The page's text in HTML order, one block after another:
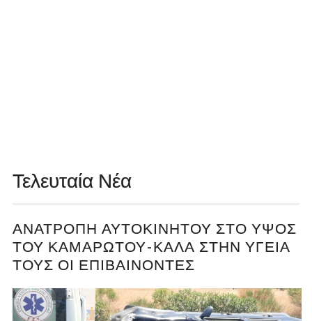
Τελευταία Νέα
ΑΝΑΤΡΟΠΉ ΑΥΤΟΚΙΝΉΤΟΥ ΣΤΟ ΎΨΟΣ
ΤΟΥ ΚΑΜΑΡΩΤΟΎ-ΚΑΛΆ ΣΤΗΝ ΥΓΕΊΑ
ΤΟΥΣ ΟΙ ΕΠΙΒΑΊΝΟΝΤΕΣ